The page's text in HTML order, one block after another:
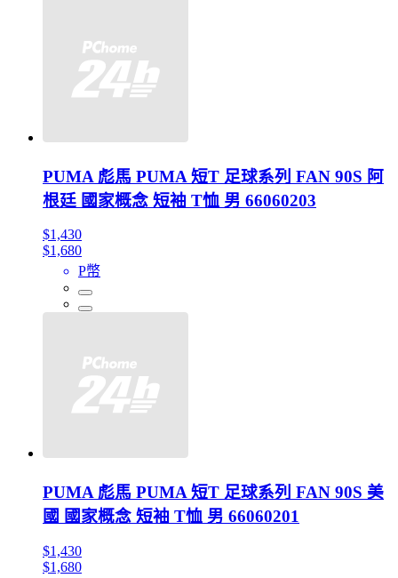
PUMA 彪馬 PUMA 短T 足球系列 FAN 90S 阿
根廷 國家概念 短袖 T恤 男 66060203
$1,430
$1,680
P幣
PUMA 彪馬 PUMA 短T 足球系列 FAN 90S 美
國 國家概念 短袖 T恤 男 66060201
$1,430
$1,680